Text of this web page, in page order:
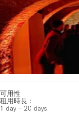
可用性
租用時長：
1 day – 20 days